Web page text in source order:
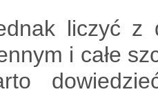
liczyć
i całe